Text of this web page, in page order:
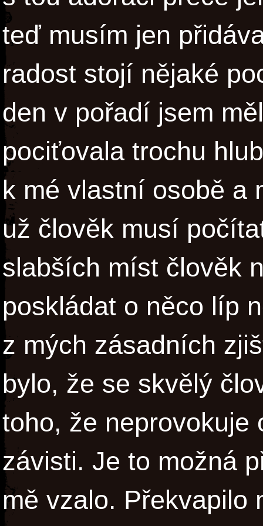
teď musím jen
radost stojí nějaké
den v pořadí jsem
pociťovala trochu
k mé vlastní osobě a
už člověk musí
slabších míst člověk
poskládat o něco líp
z mých zásadních
bylo, že se skvělý
toho, že neprovokuje
závisti. Je to možná
mě vzalo. Překvapilo